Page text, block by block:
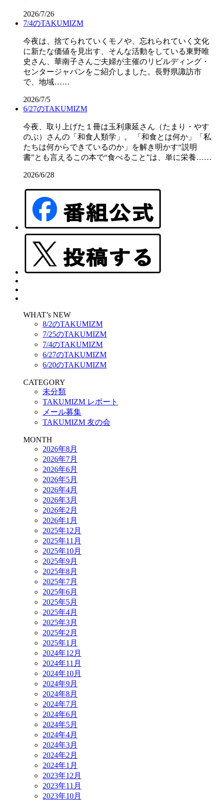
2026/7/26
7/4のTAKUMIZM
今夜は、捨てられていくモノや、忘れられていく文化
に新たな価値を見出す、そんな活動をしている東野唯
史さん、華南子さんご夫婦が主催のリビルディング・
センタージャパンをご紹介しました。長野県諏訪市
で、地域……
2026/7/5
6/27のTAKUMIZM
今夜、取り上げた１冊は玉利康延さん（たまり・やす
のぶ）さんの「和食人類学」。 「和食とは何か」「私
たちは何からできているのか」を解き明かす“説明
書”とも言えるこの本で“食べること”は、単に栄養……
2026/6/28
WHAT’s NEW
8/2のTAKUMIZM
7/25のTAKUMIZM
7/4のTAKUMIZM
6/27のTAKUMIZM
6/20のTAKUMIZM
CATEGORY
未分類
TAKUMIZM レポート
メール募集
TAKUMIZM 友の会
MONTH
2026年8月
2026年7月
2026年6月
2026年5月
2026年4月
2026年3月
2026年2月
2026年1月
2025年12月
2025年11月
2025年10月
2025年9月
2025年8月
2025年7月
2025年6月
2025年5月
2025年4月
2025年3月
2025年2月
2025年1月
2024年12月
2024年11月
2024年10月
2024年9月
2024年8月
2024年7月
2024年6月
2024年5月
2024年4月
2024年3月
2024年2月
2024年1月
2023年12月
2023年11月
2023年10月